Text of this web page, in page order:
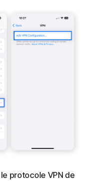
protocole VPN de